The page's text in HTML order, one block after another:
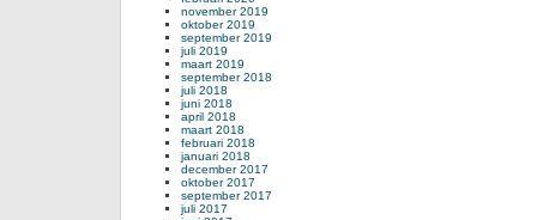
november 2019
oktober 2019
september 2019
juli 2019
maart 2019
september 2018
juli 2018
juni 2018
april 2018
maart 2018
februari 2018
januari 2018
december 2017
oktober 2017
september 2017
juli 2017